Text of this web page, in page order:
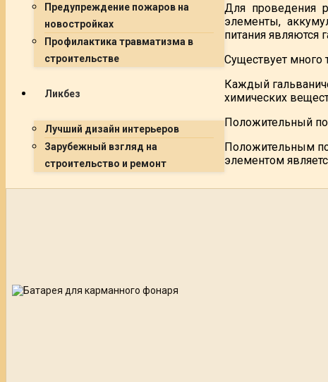
Предупреждение пожаров на
новостройках
Профилактика травматизма в
строительстве
Ликбез
Лучший дизайн интерьеров
Зарубежный взгляд на
строительство и ремонт
Для проведения
элементы,
питания являются
Существует много
Каждый
химических
Положительный
Положительным
элементом